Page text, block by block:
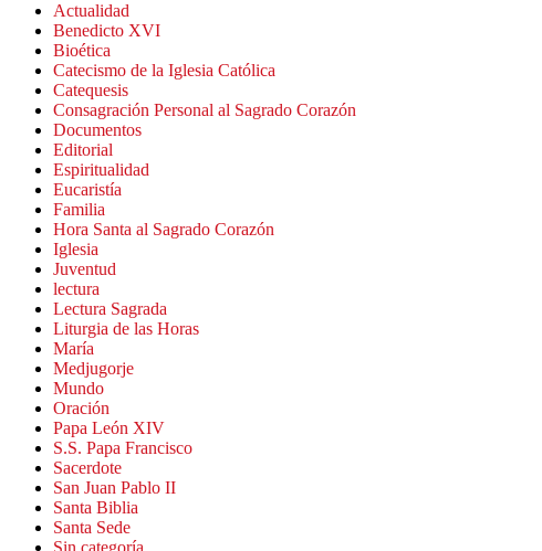
Actualidad
Benedicto XVI
Bioética
Catecismo de la Iglesia Católica
Catequesis
Consagración Personal al Sagrado Corazón
Documentos
Editorial
Espiritualidad
Eucaristía
Familia
Hora Santa al Sagrado Corazón
Iglesia
Juventud
lectura
Lectura Sagrada
Liturgia de las Horas
María
Medjugorje
Mundo
Oración
Papa León XIV
S.S. Papa Francisco
Sacerdote
San Juan Pablo II
Santa Biblia
Santa Sede